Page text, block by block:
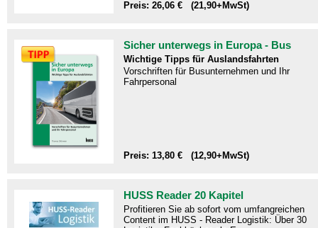
Preis: 26,06 € (21,90+MwSt)
Sicher unterwegs in Europa - Bus
Wichtige Tipps für Auslandsfahrten
Vorschriften für Busunternehmen und Ihr
Fahrpersonal
Preis: 13,80 € (12,90+MwSt)
HUSS Reader 20 Kapitel
Profitieren Sie ab sofort vom umfangreichen
Content im HUSS - Reader Logistik: Über 30